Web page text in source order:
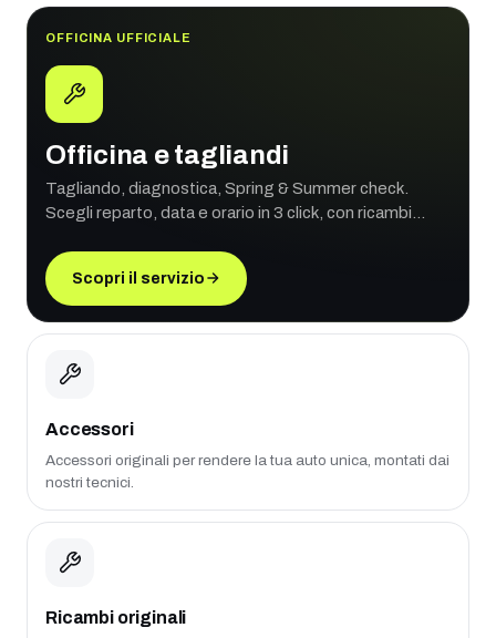
OFFICINA UFFICIALE
Officina e tagliandi
Tagliando, diagnostica, Spring & Summer check.
Scegli reparto, data e orario in 3 click, con ricambi
Scopri il servizio
Accessori
Accessori originali per rendere la tua auto unica, montati dai
nostri tecnici.
Ricambi originali